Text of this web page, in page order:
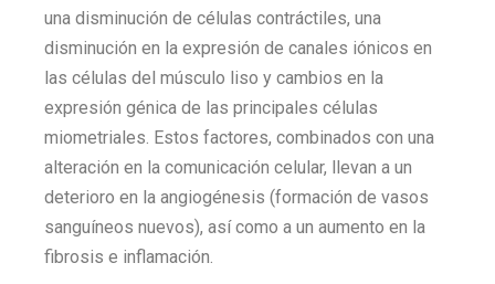
una disminución de células contráctiles, una
disminución en la expresión de canales iónicos en
las células del músculo liso y cambios en la
expresión génica de las principales células
miometriales. Estos factores, combinados con una
alteración en la comunicación celular, llevan a un
deterioro en la angiogénesis (formación de vasos
sanguíneos nuevos), así como a un aumento en la
fibrosis e inflamación.